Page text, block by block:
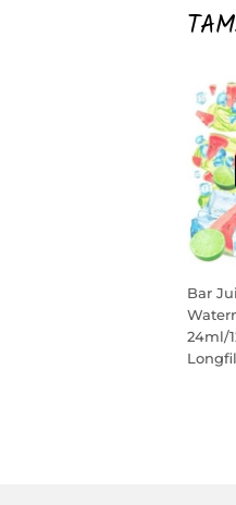
Bar
24ml/